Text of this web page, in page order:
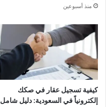
منذ أسبوعين
كيفية تسجيل عقار في صكك
إلكترونياً في السعودية: دليل شامل